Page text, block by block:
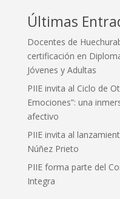
Últimas
Docentes de
certificación en
Jóvenes y Adultas
PIIE invita al Ciclo de
Emociones”: una
afectivo
PIIE invita al
Núñez Prieto
PIIE forma parte del
Integra